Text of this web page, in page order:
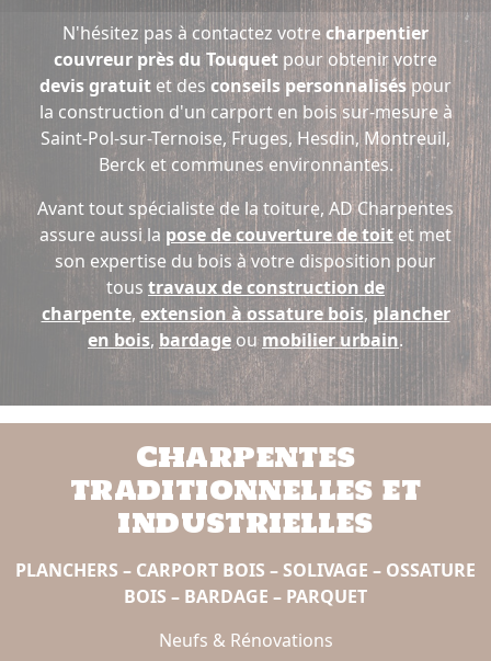
N'hésitez pas à contactez votrecharpentier
couvreur près du Touquet pour obtenir votre
devis gratuit et des conseils personnaliséspour
la construction d'un carport en bois sur-mesure à
Saint-Pol-sur-Ternoise, Fruges, Hesdin, Montreuil,
Berck et communes environnantes.
Avant tout spécialiste de la toiture, AD Charpentes
assure aussi la pose de couverture de toitet met
son expertise du bois à votre disposition pour
tous travaux de construction de
charpente, extension à ossature bois, plancher
en bois, bardage oumobilier urbain.
Charpentes
traditionnelles et
industrielles
PLANCHERS – CARPORT BOIS – SOLIVAGE – OSSATURE
BOIS – BARDAGE – PARQUET
Neufs & Rénovations